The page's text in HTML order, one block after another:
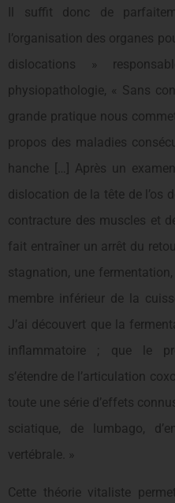
Il suffit donc de
l’organisation des organes
dislocations »
physiopathologie, « Sans
grande pratique nous
propos des maladies
hanche […] Après un
dislocation de la tête de l’os
contracture des muscles et
fait entraîner un arrêt du
stagnation, une
membre inférieur de la
J’ai découvert que la
inflammatoire ; que le
s’étendre de l’articulation
toute une série d’effets
sciatique, de lumbago,
vertébrale. »
Cette théorie vitaliste